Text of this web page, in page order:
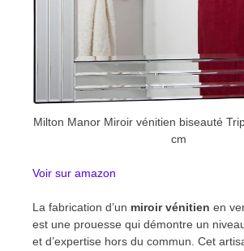
Milton Manor Miroir vénitien biseauté
cm
Voir sur amazon
La fabrication d’un miroir vénitien en
est une prouesse qui démontre un
et d’expertise hors du commun. Cet